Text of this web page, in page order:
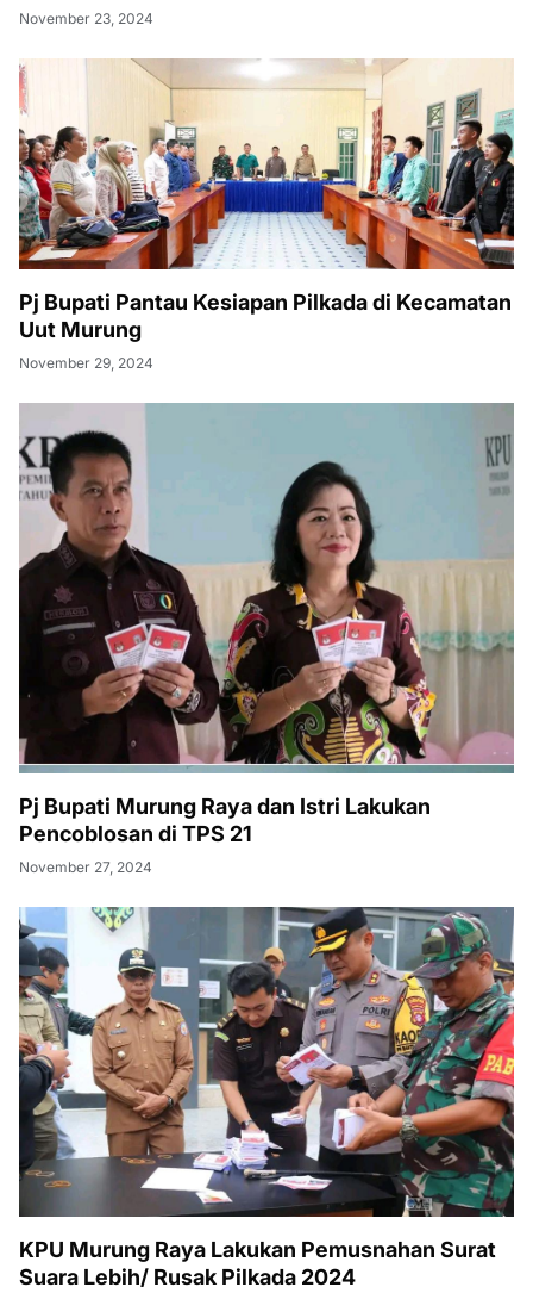
November 23, 2024
Pj Bupati Pantau Kesiapan Pilkada di Kecamatan
Uut Murung
November 29, 2024
Pj Bupati Murung Raya dan Istri Lakukan
Pencoblosan di TPS 21
November 27, 2024
KPU Murung Raya Lakukan Pemusnahan Surat
Suara Lebih/ Rusak Pilkada 2024